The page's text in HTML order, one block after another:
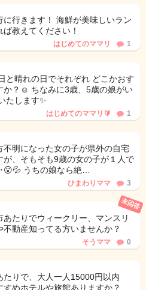
行きます！ 海鮮が美味しいラン
教えてください！
はじめてのママリ 1
と晴れの日でそれぞれ どこかおす
か？☺️ ちなみに3歳、5歳の娘がい
たします✨
はじめてのママリ🔰 1
不明になった女の子が県外の自宅
が、そもそも9歳の女の子が１人で
うちの娘なら絶…
ひまわりママ 3
たりでウィークリー、マンスリ
動産知ってる方いませんか？
未回答
そうママ 0
たりで、大人一人15000円以内
めホテルや旅館ありますか？